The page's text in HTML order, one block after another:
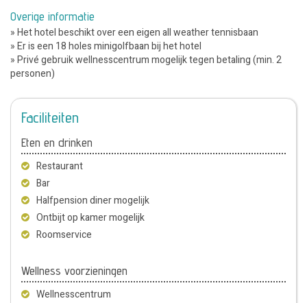
Overige informatie
» Het hotel beschikt over een eigen all weather tennisbaan
» Er is een 18 holes minigolfbaan bij het hotel
» Privé gebruik wellnesscentrum mogelijk tegen betaling (min. 2
personen)
Faciliteiten
Eten en drinken
Restaurant
Bar
Halfpension diner mogelijk
Ontbijt op kamer mogelijk
Roomservice
Wellness voorzieningen
Wellnesscentrum